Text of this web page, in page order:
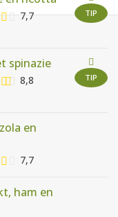
TIP
7,7
TIP
spinazie
8,8
en
7,7
ham en